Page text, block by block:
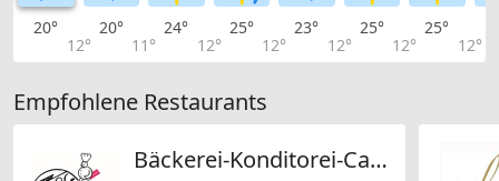
20°
12°
20°
11°
24°
12°
25°
12°
23°
12°
25°
12°
25°
12°
Empfohlene Restaurants
Bäckerei-Konditorei-Café Weber AG